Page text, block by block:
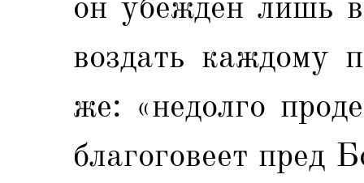
воздать каждому
же: «недолго
благоговеет пред